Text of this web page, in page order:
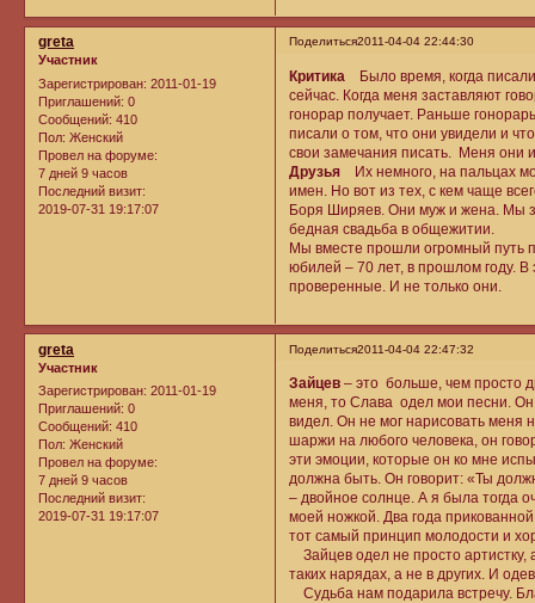
Поделиться2011-04-04 22:44:30
greta
Участник
Зарегистрирован: 2011-01-19
Приглашений: 0
Сообщений: 410
Пол: Женский
Провел на форуме:
7 дней 9 часов
Последний визит:
2019-07-31 19:17:07
Критика Было время, когда
сейчас. Когда меня заставляют
гонорар получает. Раньше
писали о том, что они увидели и
свои замечания писать. Меня они
Друзья
Их немного, на пальцах
имен. Но вот из тех, с кем чаще
Боря Ширяев. Они муж и жена. Мы
бедная свадьба в общежитии.
Мы вместе прошли огромный путь
юбилей – 70 лет, в прошлом году.
проверенные. И не только они.
Поделиться2011-04-04 22:47:32
greta
Участник
Зарегистрирован: 2011-01-19
Приглашений: 0
Сообщений: 410
Пол: Женский
Провел на форуме:
7 дней 9 часов
Последний визит:
2019-07-31 19:17:07
Зайцев – это больше, чем просто
меня, то Слава одел мои песни.
видел. Он не мог нарисовать меня
шаржи на любого человека, он
эти эмоции, которые он ко мне
должна быть. Он говорит: «Ты
– двойное солнце. А я была тогда
моей ножкой. Два года
тот самый принцип молодости и
Зайцев одел не просто артистку,
таких нарядах, а не в других. И
Судьба нам подарила встречу.